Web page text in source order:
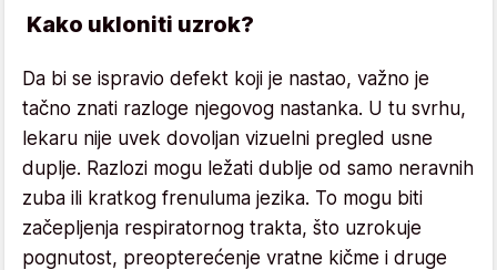
Kako ukloniti uzrok?
Da bi se ispravio defekt koji je nastao, važno je
tačno znati razloge njegovog nastanka. U tu svrhu,
lekaru nije uvek dovoljan vizuelni pregled usne
duplje. Razlozi mogu ležati dublje od samo neravnih
zuba ili kratkog frenuluma jezika. To mogu biti
začepljenja respiratornog trakta, što uzrokuje
pognutost, preopterećenje vratne kičme i druge